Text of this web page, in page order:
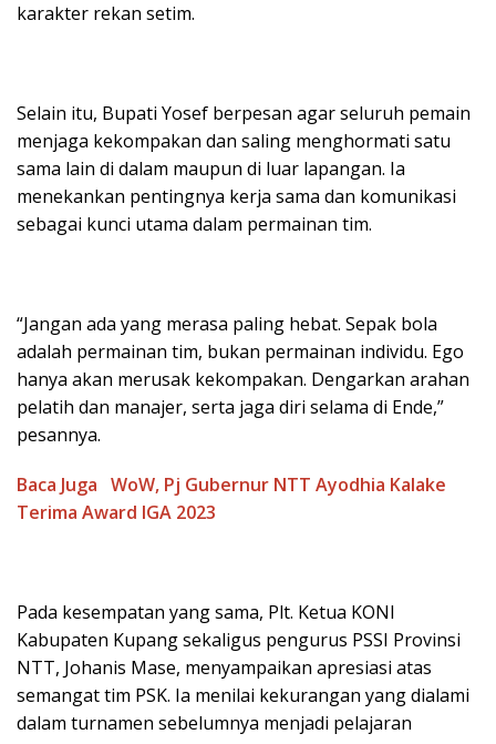
karakter rekan setim.
Selain itu, Bupati Yosef berpesan agar seluruh pemain
menjaga kekompakan dan saling menghormati satu
sama lain di dalam maupun di luar lapangan. Ia
menekankan pentingnya kerja sama dan komunikasi
sebagai kunci utama dalam permainan tim.
“Jangan ada yang merasa paling hebat. Sepak bola
adalah permainan tim, bukan permainan individu. Ego
hanya akan merusak kekompakan. Dengarkan arahan
pelatih dan manajer, serta jaga diri selama di Ende,”
pesannya.
Baca Juga WoW, Pj Gubernur NTT Ayodhia Kalake
Terima Award IGA 2023
Pada kesempatan yang sama, Plt. Ketua KONI
Kabupaten Kupang sekaligus pengurus PSSI Provinsi
NTT, Johanis Mase, menyampaikan apresiasi atas
semangat tim PSK. Ia menilai kekurangan yang dialami
dalam turnamen sebelumnya menjadi pelajaran